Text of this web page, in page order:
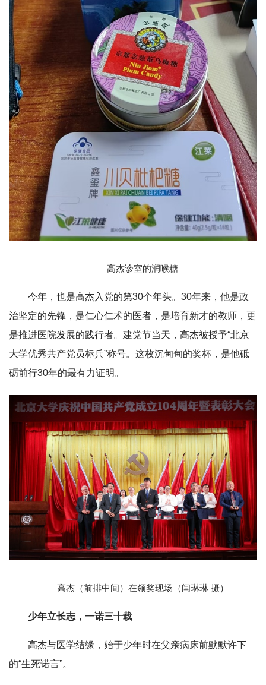
高杰诊室的润喉糖
今年，也是高杰入党的第30个年头。30年来，他是政
治坚定的先锋，是仁心仁术的医者，是培育新才的教师，更
是推进医院发展的践行者。建党节当天，高杰被授予“北京
大学优秀共产党员标兵”称号。这枚沉甸甸的奖杯，是他砥
砺前行30年的最有力证明。
高杰（前排中间）在领奖现场（闫琳琳 摄）
少年立长志，一诺三十载
高杰与医学结缘，始于少年时在父亲病床前默默许下
的“生死诺言”。